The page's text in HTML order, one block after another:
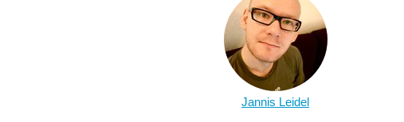
Jannis Leidel